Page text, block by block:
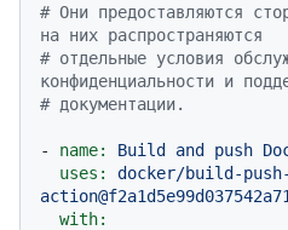
# Они предоставляются
на них распространяются
# отдельные условия
конфиденциальности и
# документации.
- name: Build and push
uses:
docker/build-push-
with: